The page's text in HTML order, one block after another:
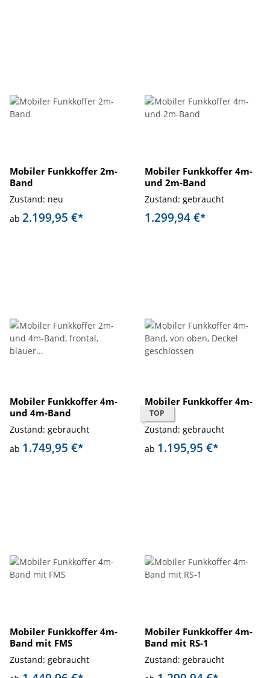
Mobiler Funkkoffer 2m-
Band
Zustand: neu
ab 2.199,95 €*
Mobiler Funkkoffer 4m-
und 2m-Band
Zustand: gebraucht
1.299,94 €*
Mobiler Funkkoffer 4m-
und 4m-Band
Zustand: gebraucht
ab 1.749,95 €*
TOP
Mobiler Funkkoffer 4m-
Band
Zustand: gebraucht
ab 1.195,95 €*
Mobiler Funkkoffer 4m-
Band mit FMS
Zustand: gebraucht
Mobiler Funkkoffer 4m-
Band mit RS-1
Zustand: gebraucht